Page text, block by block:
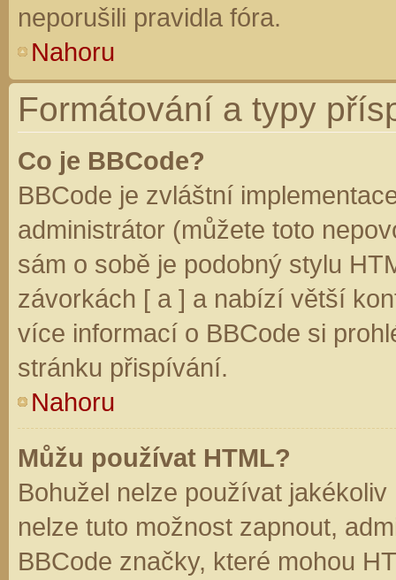
neporušili pravidla fóra.
Nahoru
Formátování a typy
Co je BBCode?
BBCode je zvláštní
administrátor (můžete toto
sám o sobě je podobný stylu
závorkách [ a ] a nabízí větší
více informací o BBCode si
stránku přispívání.
Nahoru
Můžu používat HTML?
Bohužel nelze používat
nelze tuto možnost zapnout,
BBCode značky, které mohou